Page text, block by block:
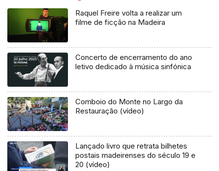
Raquel Freire volta a realizar um
filme de ficção na Madeira
Concerto de encerramento do ano
letivo dedicado à música sinfónica
Comboio do Monte no Largo da
Restauração (vídeo)
Lançado livro que retrata bilhetes
postais madeirenses do século 19 e
20 (vídeo)